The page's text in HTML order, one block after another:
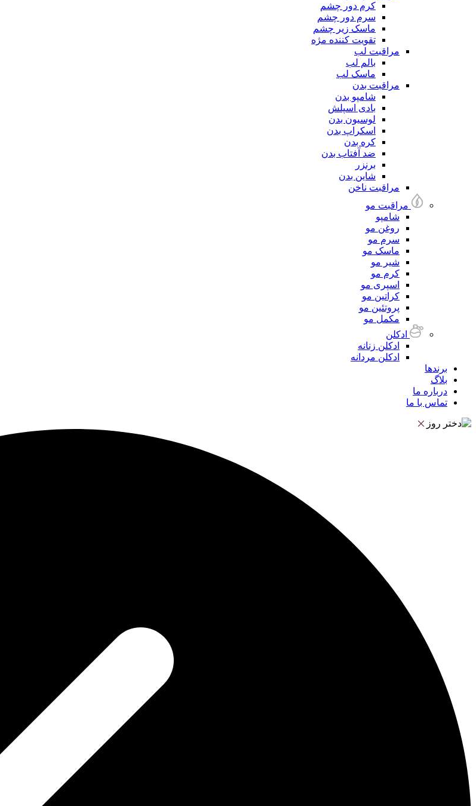
کرم دور چشم
سرم دور چشم
ماسک زیر چشم
تقویت کننده مژه
مراقبت لب
بالم لب
ماسک لب
مراقبت بدن
شامپو بدن
بادی اسپلش
لوسیون بدن
اسکراپ بدن
کره بدن
ضد آفتاب بدن
برنزر
شاین بدن
مراقبت ناخن
مراقبت مو
شامپو
روغن مو
سرم مو
ماسک مو
شیر مو
کرم مو
اسپری مو
کراتین مو
پروتئین مو
مکمل مو
ادکلن
ادکلن زنانه
ادکلن مردانه
برندها
بلاگ
درباره ما
تماس با ما